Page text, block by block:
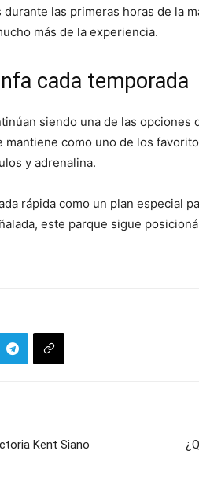
las primeras horas de la
más de la experiencia.
cada temporada
siendo una de las opciones
mantiene como uno de los
y adrenalina.
rápida como un plan especial
este parque sigue
Kent Siano